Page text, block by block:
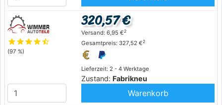
starstarstarstarstar_half
(97 %)
Lieferzeit: 2 - 4 Werktage
Zustand: Fabrikneu
320,57 €
Versand: 6,95 €2
Gesamtpreis: 327,52 €2
Warenkorb